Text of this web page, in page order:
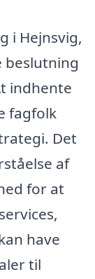
i Hejnsvig,
beslutning
indhente
fagfolk
Det
af
for at
have
til